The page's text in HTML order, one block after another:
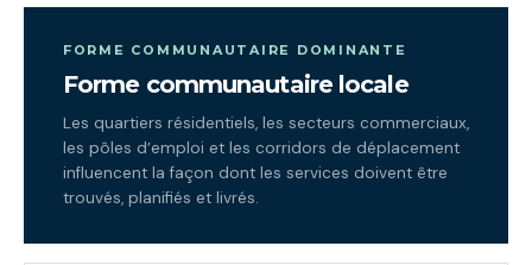
FORME COMMUNAUTAIRE DOMINANTE
Forme communautaire locale
Les quartiers résidentiels, les secteurs commerciaux,
les pôles d’emploi et les corridors de déplacement
influencent la façon dont les services doivent être
trouvés, planifiés et livrés.